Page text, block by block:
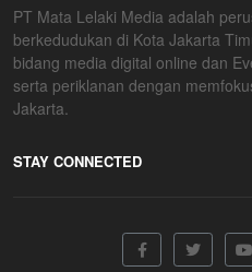
PT Mata Lelaki Media adalah
berkedudukan di Kota Jakarta
bidang media digital online dan
serta periklanan dengan
Jakarta.
STAY CONNECTED